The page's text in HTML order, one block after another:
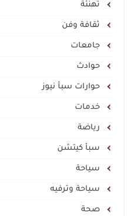
تهنئة
ثقافة وفن
جامعات
حوادث
حوارات سبأ نيوز
خدمات
رياضة
سبأ كيتشن
سياحة
سياحة وترفيه
صحة